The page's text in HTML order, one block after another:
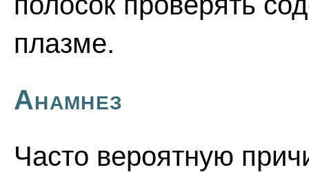
плазме.
Анамнез
Часто вероятную